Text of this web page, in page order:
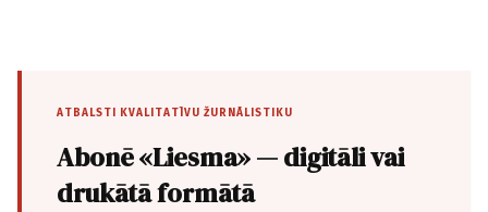
ATBALSTI KVALITATĪVU ŽURNĀLISTIKU
Abonē «Liesma» — digitāli vai
drukātā formātā